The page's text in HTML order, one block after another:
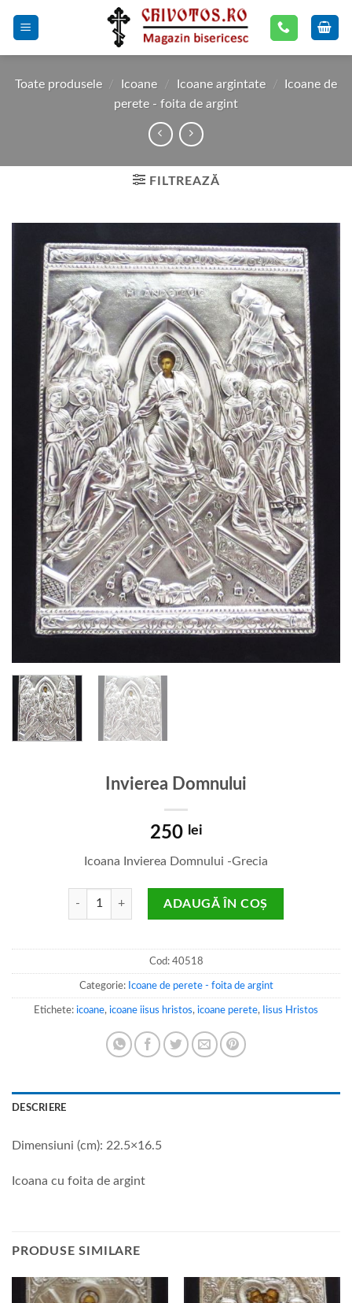
Toate produsele / Icoane / Icoane argintate /
Icoane de
perete - foita de argint
FILTREAZĂ
Invierea Domnului
250 lei
Icoana Invierea Domnului -Grecia
Cantitate Invierea Domnului
ADAUGĂ ÎN COȘ
Cod: 40518
Categorie: Icoane de perete - foita de argint
Etichete: icoane, icoane iisus hristos, icoane perete, Iisus Hristos
DESCRIERE
Dimensiuni (cm): 22.5×16.5
Icoana cu foita de argint
PRODUSE SIMILARE